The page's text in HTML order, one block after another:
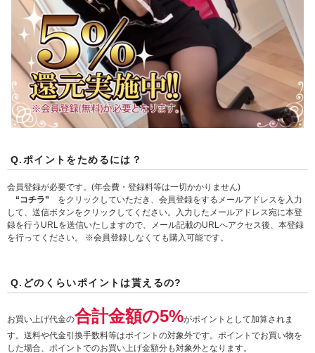
Q.ポイントをためるには？
会員登録が必要です。(年会費・登録料等は一切かかりません)
“コチラ” をクリックしていただき、会員登録をするメールアドレスを入力
して、送信ボタンをクリックしてください。入力したメールアドレス宛に本登
録を行うURLを送信いたしますので、メール記載のURLへアクセス後、本登録
を行ってください。 ※会員登録しなくても購入可能です。
Q.どのくらいポイントは貰えるの?
お買い上げ代金の合計金額の5%がポイントとして加算されま
す。送料や代金引換手数料等はポイントの対象外です。ポイントでお買い物を
した場合、ポイントでのお買い上げ金額分も対象外となります。